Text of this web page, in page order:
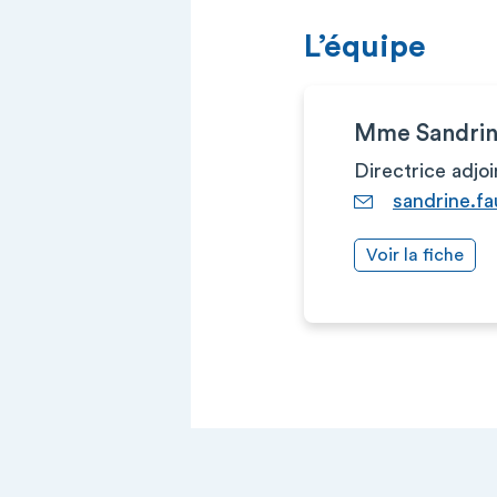
L’équipe
Mme
Directrice
Voir la fiche